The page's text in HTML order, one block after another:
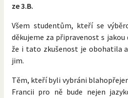
ze 3.B.
Všem studentům, kteří se
děkujeme za připravenost s jakou
že i tato zkušenost je obohatila
jim.
Těm, kteří byli vybráni
Francii pro ně bude nejen